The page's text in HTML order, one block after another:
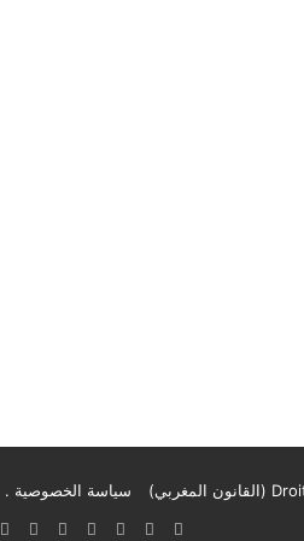
سياسة الخصوصية .
فيسبوك
بينتيريست‫YouTubeانستقرام